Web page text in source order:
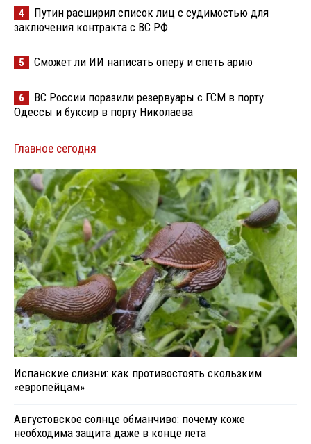
4
Путин расширил список лиц с судимостью для
заключения контракта с ВС РФ
5 Сможет ли ИИ написать оперу и спеть арию
6
ВС России поразили резервуары с ГСМ в порту
Одессы и буксир в порту Николаева
Главное сегодня
Испанские слизни: как противостоять скользким
«европейцам»
Августовское солнце обманчиво: почему коже
необходима защита даже в конце лета